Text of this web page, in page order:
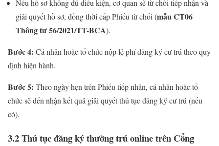
Nếu hồ sơ không đủ điều kiện, cơ quan sẽ từ chối tiếp nhận và
giải quyết hồ sơ, đồng thời cấp Phiếu từ chối (mẫu CT06
Thông tư 56/2021/TT-BCA).
Bước 4: Cá nhân hoặc tổ chức nộp lệ phí đăng ký cư trú theo quy
định hiện hành.
Bước 5: Theo ngày hẹn trên Phiếu tiếp nhận, cá nhân hoặc tổ
chức sẽ đến nhận kết quả giải quyết thủ tục đăng ký cư trú (nếu
có).
3.2 Thủ tục đăng ký thường trú online trên Cổng